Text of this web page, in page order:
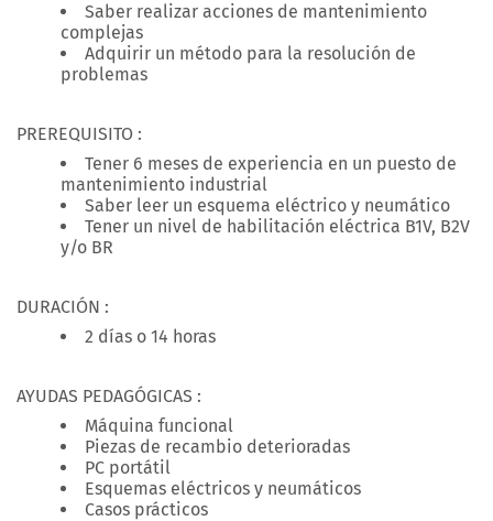
Saber realizar acciones de mantenimiento
complejas
Adquirir un método para la resolución de
problemas
PREREQUISITO :
Tener 6 meses de experiencia en un puesto de
mantenimiento industrial
Saber leer un esquema eléctrico y neumático
Tener un nivel de habilitación eléctrica B1V, B2V
y/o BR
DURACIÓN :
2 días o 14 horas
AYUDAS PEDAGÓGICAS :
Máquina funcional
Piezas de recambio deterioradas
PC portátil
Esquemas eléctricos y neumáticos
Casos prácticos